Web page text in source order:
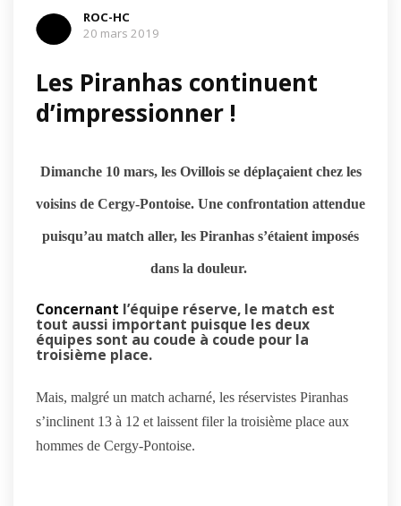
ROC-HC
20 mars 2019
Les Piranhas continuent
d’impressionner !
Dimanche 10 mars, les Ovillois se déplaçaient chez les
voisins de Cergy-Pontoise. Une confrontation attendue
puisqu’au match aller, les Piranhas s’étaient imposés
dans la douleur.
Concernant l’équipe réserve, le match est
tout aussi important puisque les deux
équipes sont au coude à coude pour la
troisième place.
Mais, malgré un match acharné, les réservistes Piranhas
s’inclinent 13 à 12 et laissent filer la troisième place aux
hommes de Cergy-Pontoise.